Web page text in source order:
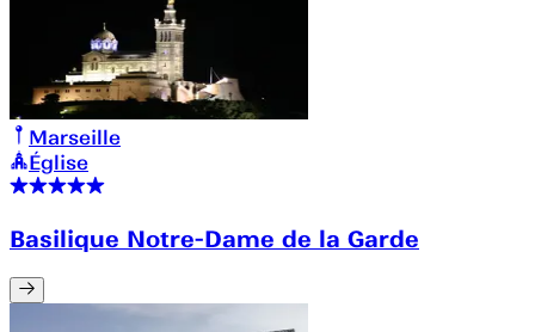
Marseille
Église
Basilique Notre-Dame de la Garde